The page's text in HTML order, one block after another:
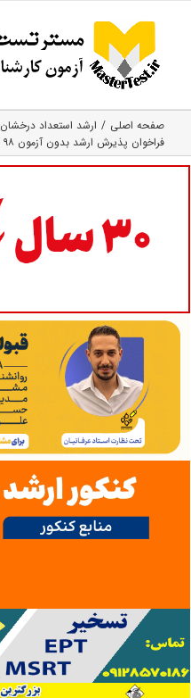
content
صفحه اصلی
ارشد استعداد درخشان
فراخوان پذیرش ارشد بدون آزمون ۹۸ دانشگاه سلمان فارسی